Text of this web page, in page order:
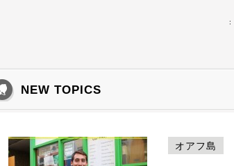
:
NEW TOPICS
オアフ島